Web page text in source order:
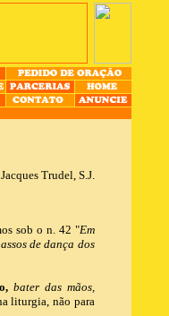
Jacques Trudel, S.J.
sob o n. 42 "Em
de dança dos
bater das mãos,
liturgia, não para